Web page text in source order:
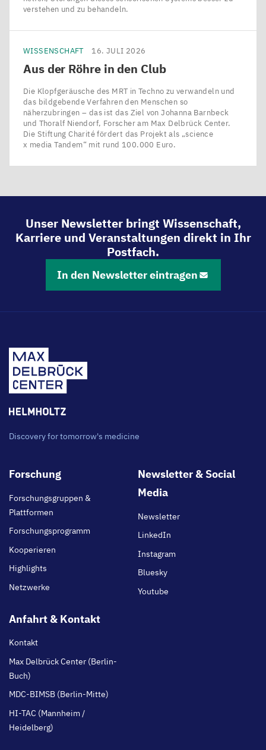
verstehen und zu behandeln.
WISSENSCHAFT 16. JULI 2026
Aus der Röhre in den Club
Die Klopfgeräusche des MRT in Techno zu verwandeln und
das bildgebende Verfahren den Menschen so
näherzubringen – das ist das Ziel von Johanna Barnbeck
und Thoralf Niendorf, Forscher am Max Delbrück Center.
Die Stiftung Charité fördert das Projekt als ​„science
x media Tandem“ mit rund 100.000 Euro.
Unser Newsletter bringt Wissenschaft,
Karriere und Veranstaltungen direkt in Ihr
Postfach.
In den Newsletter eintragen
Discovery for tomorrow's medicine
Footer
Forschung
Forschungsgruppen &
Plattformen
Forschungsprogramm
Kooperieren
Highlights
Netzwerke
Newsletter & Social
Media
Newsletter
LinkedIn
Instagram
Bluesky
Youtube
Anfahrt & Kontakt
Kontakt
Max Delbrück Center (Berlin-
Buch)
MDC-BIMSB (Berlin-Mitte)
HI-TAC (Mannheim /
Heidelberg)